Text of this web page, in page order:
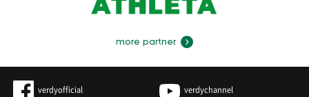
more partner
verdyofficial verdychannel